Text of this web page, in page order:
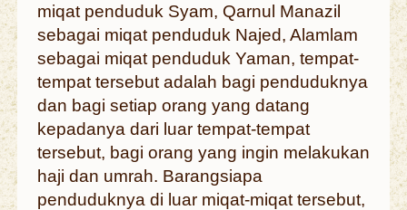
miqat penduduk Syam, Qarnul Manazil
sebagai miqat penduduk Najed, Alamlam
sebagai miqat penduduk Yaman, tempat-
tempat tersebut adalah bagi penduduknya
dan bagi setiap orang yang datang
kepadanya dari luar tempat-tempat
tersebut, bagi orang yang ingin melakukan
haji dan umrah. Barangsiapa
penduduknya di luar miqat-miqat tersebut,